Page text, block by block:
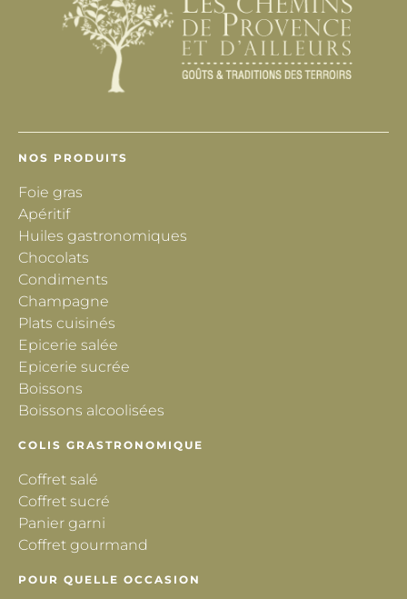
NOS PRODUITS
Foie gras
Apéritif
Huiles gastronomiques
Chocolats
Condiments
Champagne
Plats cuisinés
Epicerie salée
Epicerie sucrée
Boissons
Boissons alcoolisées
COLIS GRASTRONOMIQUE
Coffret salé
Coffret sucré
Panier garni
Coffret gourmand
POUR QUELLE OCCASION